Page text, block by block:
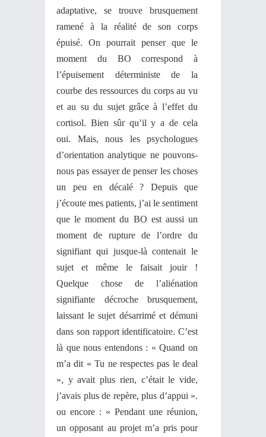
adaptative, se trouve brusquement
ramené à la réalité de son corps
épuisé. On pourrait penser que le
moment du BO correspond à
l’épuisement déterministe de la
courbe des ressources du corps au vu
et au su du sujet grâce à l’effet du
cortisol. Bien sûr qu’il y a de cela
oui. Mais, nous les psychologues
d’orientation analytique ne pouvons-
nous pas essayer de penser les choses
un peu en décalé ? Depuis que
j’écoute mes patients, j’ai le sentiment
que le moment du BO est aussi un
moment de rupture de l’ordre du
signifiant qui jusque-là contenait le
sujet et même le faisait jouir !
Quelque chose de l’aliénation
signifiante décroche brusquement,
laissant le sujet désarrimé et démuni
dans son rapport identificatoire. C’est
là que nous entendons : « Quand on
m’a dit « Tu ne respectes pas le deal
», y avait plus rien, c’était le vide,
j’avais plus de repère, plus d’appui ».
ou encore : « Pendant une réunion,
un opposant au projet m’a pris pour